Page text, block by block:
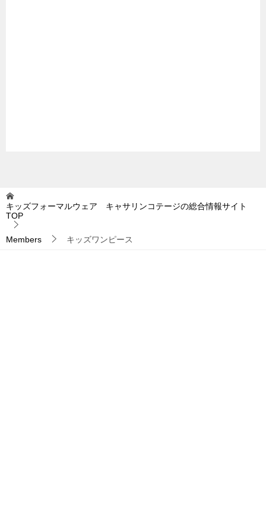
キッズフォーマルウェア キャサリンコテージの総合情報サイト
TOP
Members キッズワンピース